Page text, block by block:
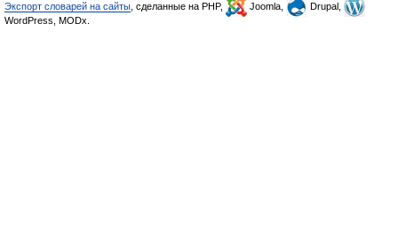
Экспорт словарей на сайты , сделанные на PHP, Joomla,
Drupal,
WordPress, MODx.